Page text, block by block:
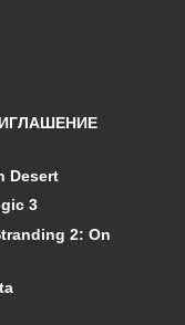
Desert
3
2: On